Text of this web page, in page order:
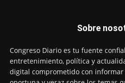
Sobre
Congreso Diario es tu fuente
entretenimiento, política y
digital comprometido con informar